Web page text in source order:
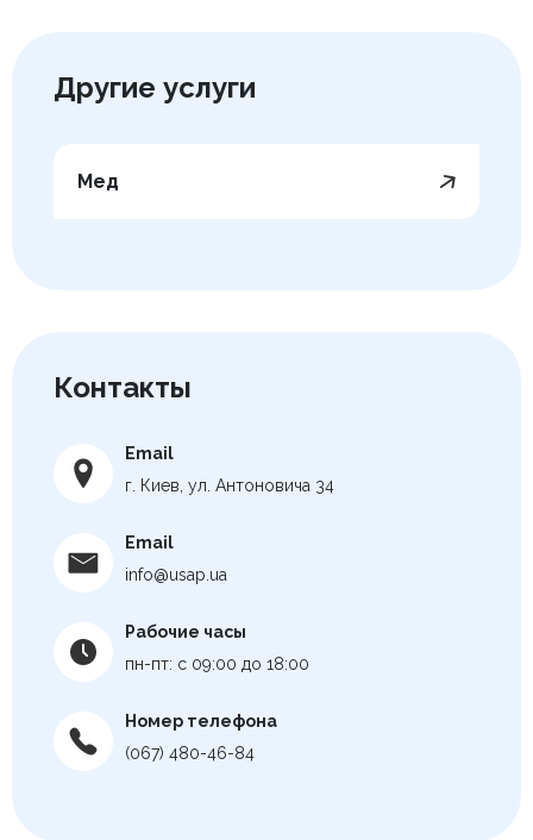
Другие услуги
Мед
Контакты
Email
г. Киев, ул. Антоновича 34
Email
info@usap.ua
Рабочие часы
пн-пт: с 09:00 до 18:00
Номер телефона
(067) 480-46-84